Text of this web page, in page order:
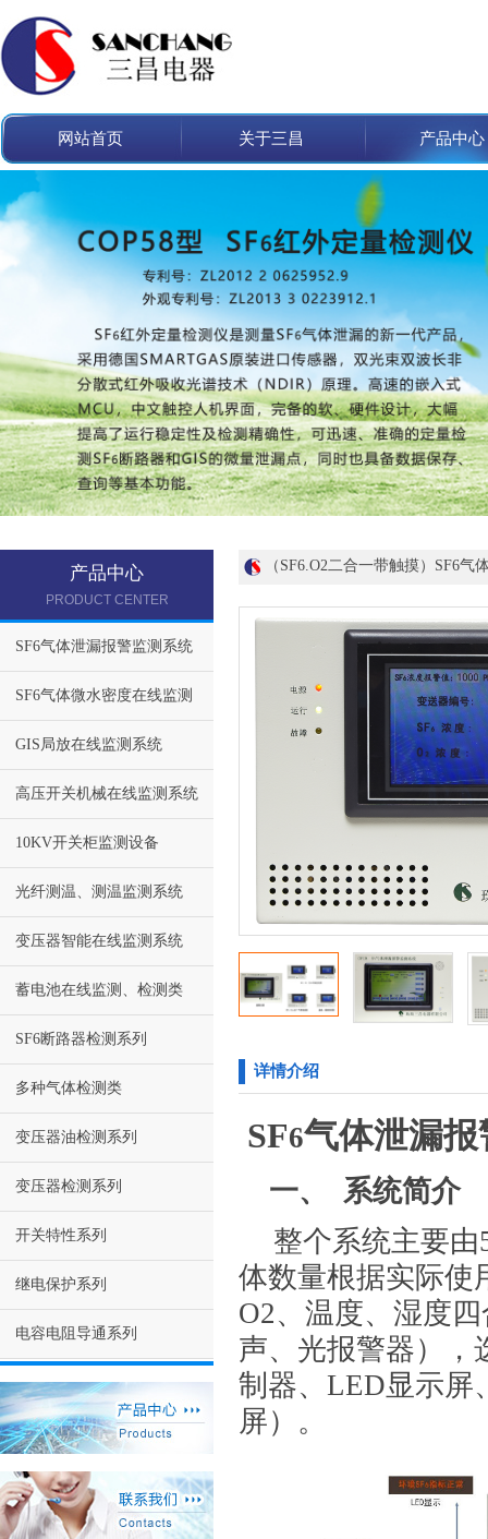
网站首页 关于三昌 产品中心
产品中心
PRODUCT CENTER
SF6气体泄漏报警监测系统
SF6气体微水密度在线监测
GIS局放在线监测系统
高压开关机械在线监测系统
10KV开关柜监测设备
光纤测温、测温监测系统
变压器智能在线监测系统
蓄电池在线监测、检测类
SF6断路器检测系列
多种气体检测类
变压器油检测系列
变压器检测系列
开关特性系列
继电保护系列
电容电阻导通系列
（SF6.O2二合一带触摸）SF6气
详情介绍
SF6气体泄漏报
一、 系统简介
整个系统主要
体数量根据实际使
O2、温度、湿度
声、光报警器），
制器、LED显示屏
屏）。